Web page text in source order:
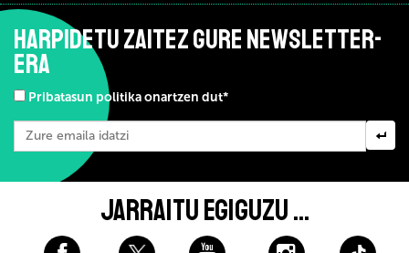
HARPIDETU ZAITEZ GURE NEWSLETTER-
ERA
Pribatasun politika onartzen dut*
JARRAITU EGIGUZU ...